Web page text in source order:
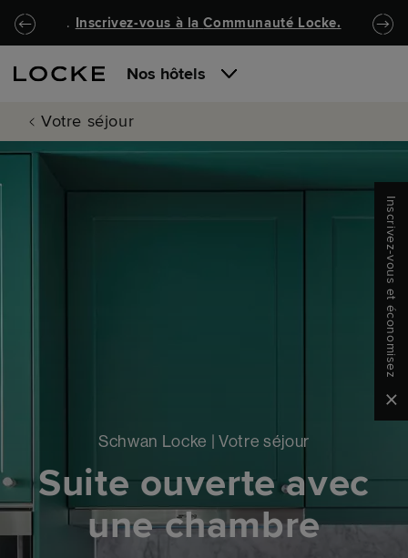
Passer au contenu principal
Locke.Header.SkipToNav
. Inscrivez-vous à laCommunauté Locke.
Nos hôtels
Votre séjour
Schwan Locke | Votre séjour
Suite ouverte avec
une chambre
Inscrivez-vous et économisez